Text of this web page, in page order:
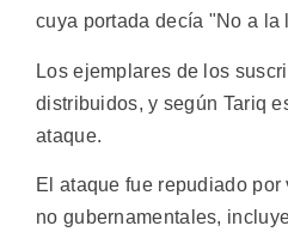
cuya portada decía "No a la
Los ejemplares de los
distribuidos, y según Tariq
ataque.
El ataque fue repudiado
no gubernamentales,